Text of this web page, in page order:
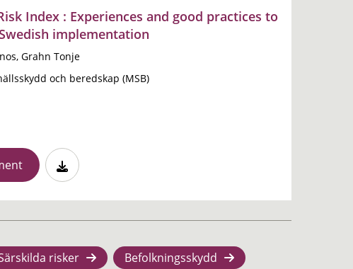
Index : Experiences and good practices to
implementation
Grahn Tonje
och beredskap (MSB)
risker Befolkningsskydd